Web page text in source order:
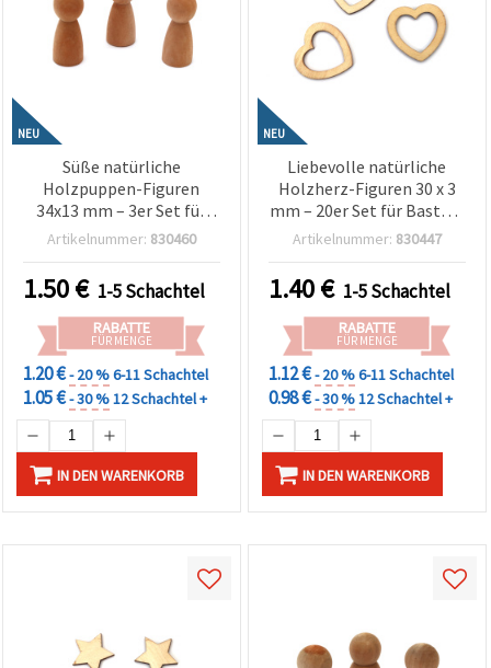
NEU
Süße natürliche
Holzpuppen-Figuren
34x13 mm – 3er Set für
Miniaturwelten, DIY-
Bastelprojekte
Artikelnummer: 830460
1.50€ 1-5 Schachtel
RABATTE
FÜR MENGE
1.20 €- 20 %6-11 Schachtel
1.05 €- 30 %12 Schachtel +
IN DEN WARENKORB
NEU
Liebevolle natürliche
Holzherz-Figuren 30 x 3
mm – 20er Set für Basteln
& Dekoration
Artikelnummer: 830447
1.40€ 1-5 Schachtel
RABATTE
FÜR MENGE
1.12 €- 20 %6-11 Schachtel
0.98 €- 30 %12 Schachtel +
IN DEN WARENKORB